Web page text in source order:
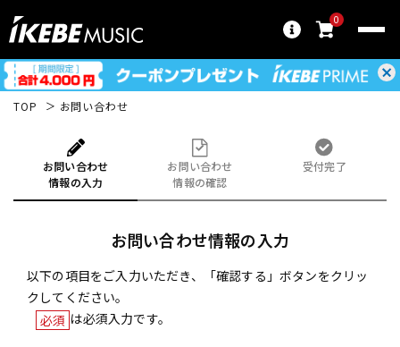
0
TOP お問い合わせ
お問い合わせ
情報の入力
お問い合わせ
情報の確認
受付完了
お問い合わせ情報の入力
以下の項目をご入力いただき、「確認する」ボタンをクリッ
クしてください。
必須 は必須入力です。